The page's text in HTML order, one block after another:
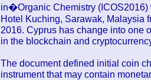
in�Organic Chemistry
Hotel Kuching, Sarawak, Malaysia
2016. Cyprus has change into one
in the blockchain and
The document defined initial coin
instrument that may contain